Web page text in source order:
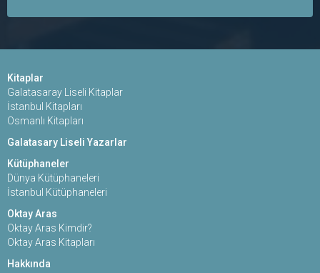
Kitaplar
Galatasaray Liseli Kitaplar
İstanbul Kitapları
Osmanlı Kitapları
Galatasary Liseli Yazarlar
Kütüphaneler
Dünya Kütüphaneleri
İstanbul Kütüphaneleri
Oktay Aras
Oktay Aras Kimdir?
Oktay Aras Kitapları
Hakkında